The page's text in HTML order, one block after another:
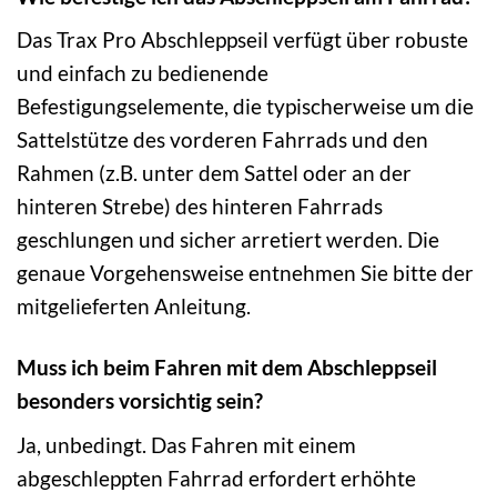
Das Trax Pro Abschleppseil verfügt über robuste
und einfach zu bedienende
Befestigungselemente, die typischerweise um die
Sattelstütze des vorderen Fahrrads und den
Rahmen (z.B. unter dem Sattel oder an der
hinteren Strebe) des hinteren Fahrrads
geschlungen und sicher arretiert werden. Die
genaue Vorgehensweise entnehmen Sie bitte der
mitgelieferten Anleitung.
Muss ich beim Fahren mit dem Abschleppseil
besonders vorsichtig sein?
Ja, unbedingt. Das Fahren mit einem
abgeschleppten Fahrrad erfordert erhöhte